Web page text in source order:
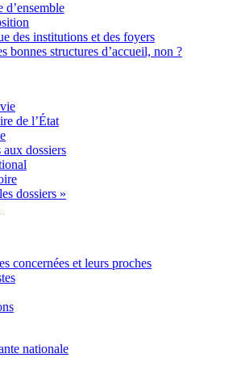
des institutions et des foyers
bonnes structures d’accueil, non ?
de l’État
aux dossiers
dossiers »
concernées et leurs proches
nationale